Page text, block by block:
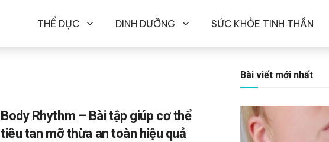
THỂ DỤC DINH DƯỠNG SỨC KHỎE TINH THẦN
Body Rhythm – Bài tập giúp cơ thể
tiêu tan mỡ thừa an toàn hiệu quả
Bài viết mới nhất